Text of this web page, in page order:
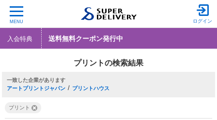
MENU ログイン
入会特典 送料無料クーポン発行中
プリントの検索結果
一致した企業
アートプリントジャパン / プリントハウス
プリント